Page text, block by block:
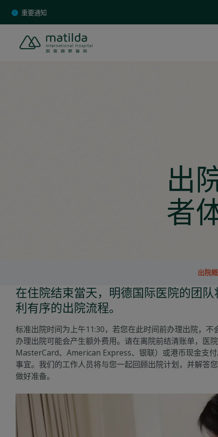
重要通知
出
者
出院
在住院结束當天，明德国际医院的团
利有序的出院流程。
标准出院时间为上午11:30，若您在此时间前办理出院，不
办理出院可能会产生额外费用。请在离院前结清账单，医
MasterCard、American Express、银联）或港币现金支
事宜。我们的工作人员将与您一起回顾出院计划，并解答
做好准备。